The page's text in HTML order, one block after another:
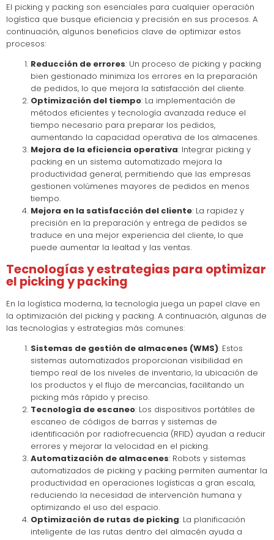
El picking y packing son esenciales para cualquier operación
logística que busque eficiencia y precisión en sus procesos. A
continuación, algunos beneficios clave de optimizar estos
procesos:
Reducción de errores: Un proceso de picking y packing
bien gestionado minimiza los errores en la preparación
de pedidos, lo que mejora la satisfacción del cliente.
Optimización del tiempo: La implementación de
métodos eficientes y tecnología avanzada reduce el
tiempo necesario para preparar los pedidos,
aumentando la capacidad operativa de los almacenes.
Mejora de la eficiencia operativa: Integrar picking y
packing en un sistema automatizado mejora la
productividad general, permitiendo que las empresas
gestionen volúmenes mayores de pedidos en menos
tiempo.
Mejora en la satisfacción del cliente: La rapidez y
precisión en la preparación y entrega de pedidos se
traduce en una mejor experiencia del cliente, lo que
puede aumentar la lealtad y las ventas.
Tecnologías y estrategias para optimizar
el picking y packing
En la logística moderna, la tecnología juega un papel clave en
la optimización del picking y packing. A continuación, algunas de
las tecnologías y estrategias más comunes:
Sistemas de gestión de almacenes (WMS): Estos
sistemas automatizados proporcionan visibilidad en
tiempo real de los niveles de inventario, la ubicación de
los productos y el flujo de mercancías, facilitando un
picking más rápido y preciso.
Tecnología de escaneo: Los dispositivos portátiles de
escaneo de códigos de barras y sistemas de
identificación por radiofrecuencia (RFID) ayudan a reducir
errores y mejorar la velocidad en el picking.
Automatización de almacenes: Robots y sistemas
automatizados de picking y packing permiten aumentar la
productividad en operaciones logísticas a gran escala,
reduciendo la necesidad de intervención humana y
optimizando el uso del espacio.
Optimización de rutas de picking: La planificación
inteligente de las rutas dentro del almacén ayuda a